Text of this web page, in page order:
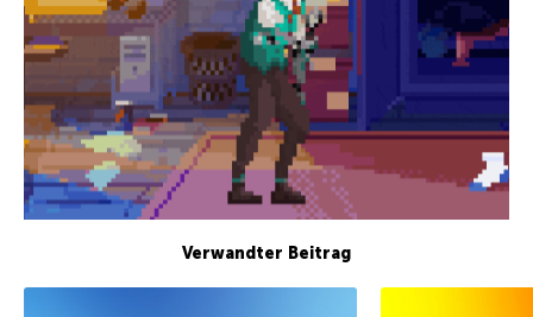
Verwandter Beitrag